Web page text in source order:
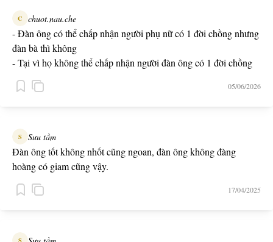
C chuot.nau.che
- Đàn ông có thể chấp nhận người phụ nữ có 1 đời chồng nhưng
đàn bà thì không
- Tại vì họ không thể chấp nhận người đàn ông có 1 đời chồng
05/06/2026
S Sưu tầm
Đàn ông tốt không nhốt cũng ngoan, đàn ông không đàng
hoàng có giam cũng vậy.
17/04/2025